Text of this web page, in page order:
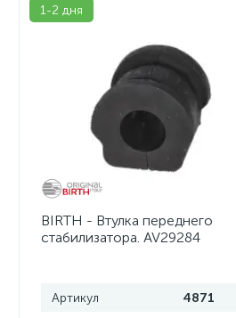
1-2 дня
BIRTH - Втулка переднего
стабилизатора. AV29284
Артикул
4871